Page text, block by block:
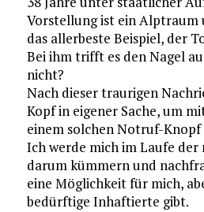
Vorstellung ist ein Alptraum
das allerbeste Beispiel, der
Bei ihm trifft es den Nagel
nicht?
Nach dieser traurigen
Kopf in eigener Sache, um
einem solchen Notruf-Knopf
Ich werde mich im Laufe der
darum kümmern und
eine Möglichkeit für mich,
bedürftige Inhaftierte gibt.